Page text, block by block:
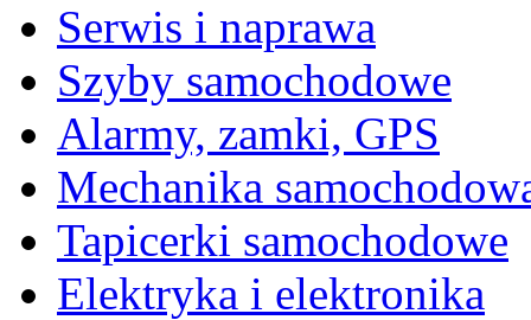
Serwis i naprawa
Szyby samochodowe
Alarmy, zamki, GPS
Mechanika
Tapicerki samochodowe
Elektryka i elektronika